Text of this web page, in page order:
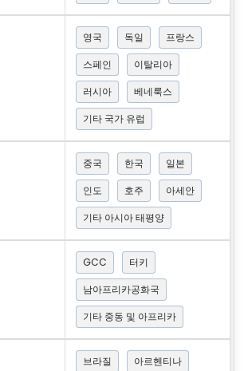
영국 독일
프랑스
스페인
이탈리아
러시아
베네룩스
기타 국가 유럽
중국 한국
일본
인도
호주
아세안
기타 아시아 태평양
GCC
터키
남아프리카공화국
기타 중동 및 아프리카
브라질
아르헨티나